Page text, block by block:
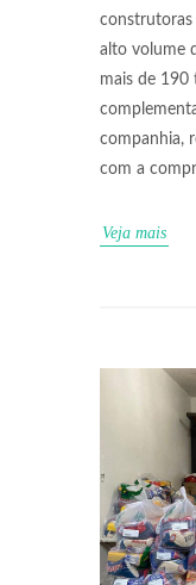
construtoras
alto volume
mais de 190
companhia,
com a
Veja mais